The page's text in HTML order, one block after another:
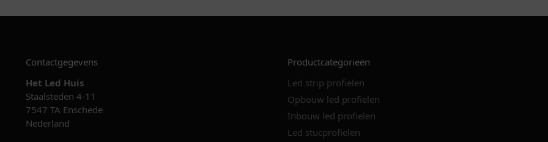
Contactgegevens
Het Led Huis
Staalsteden 4-11
7547 TA Enschede
Nederland
Productcategorieën
Led strip profielen
Opbouw led profielen
Inbouw led profielen
Led stucprofielen